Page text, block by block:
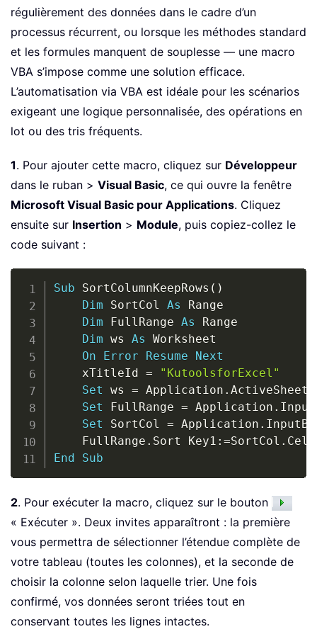
régulièrement des données dans le cadre d’un
processus récurrent, ou lorsque les méthodes standard
et les formules manquent de souplesse — une macro
VBA s’impose comme une solution efficace.
L’automatisation via VBA est idéale pour les scénarios
exigeant une logique personnalisée, des opérations en
lot ou des tris fréquents.
1. Pour ajouter cette macro, cliquez sur Développeur
dans le ruban > Visual Basic, ce qui ouvre la fenêtre
Microsoft Visual Basic pour Applications. Cliquez
ensuite sur Insertion > Module, puis copiez-collez le
code suivant :
Sub SortColumnKeepRows ( )
Dim SortCol As Range
Dim FullRange As Range
Dim ws As Worksheet
On
Error Resume
Next
    xTitleId
=
"KutoolsforExcel"
Set ws = Application . ActiveSheet
Set FullRange = Application .
Set SortCol = Application .
    FullRange
. Sort Key1 : =SortCol .
End
Sub
2. Pour exécuter la macro, cliquez sur le bouton
« Exécuter ». Deux invites apparaîtront : la première
vous permettra de sélectionner l’étendue complète de
votre tableau (toutes les colonnes), et la seconde de
choisir la colonne selon laquelle trier. Une fois
confirmé, vos données seront triées tout en
conservant toutes les lignes intactes.